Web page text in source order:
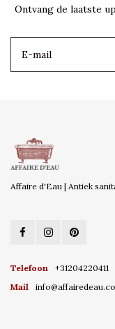
Ontvang de laatste
Affaire d'Eau | Antiek
Telefoon
+31204220411
Mail